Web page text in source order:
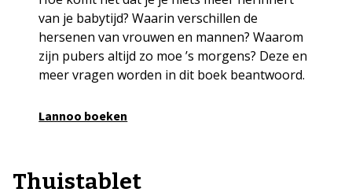
van je babytijd? Waarin verschillen de
hersenen van vrouwen en mannen? Waarom
zijn pubers altijd zo moe ’s morgens? Deze en
meer vragen worden in dit boek beantwoord.
Lannoo boeken
Thuistablet